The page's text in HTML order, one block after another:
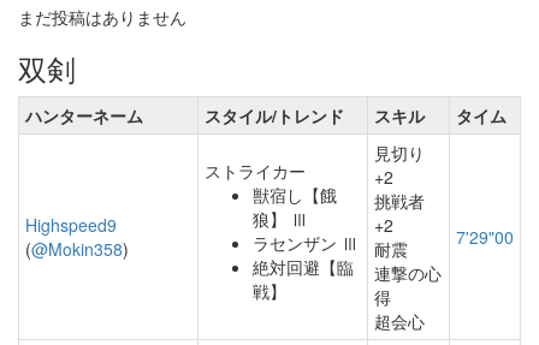
まだ投稿はありません
双剣
ハンターネーム スタイル/トレンド スキル タイム
Highspeed9
(@Mokin358)
ストライカー
獣宿し【餓
狼】 Ⅲ
ラセンザン Ⅲ
絶対回避【臨
戦】
見切り
+2
挑戦者
+2
耐震
連撃の心
得
超会心
7'29"00